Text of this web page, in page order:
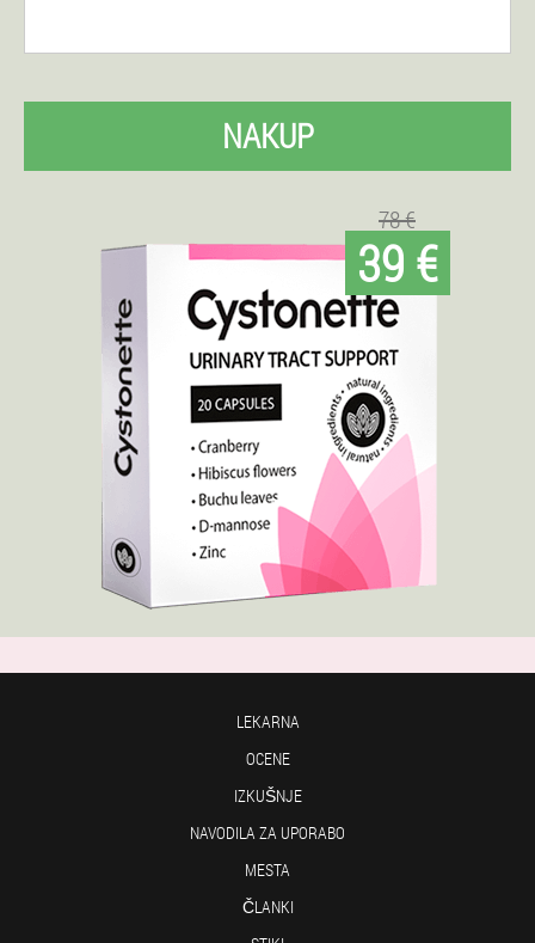
NAKUP
78 €
39 €
LEKARNA
OCENE
IZKUŠNJE
NAVODILA ZA UPORABO
MESTA
ČLANKI